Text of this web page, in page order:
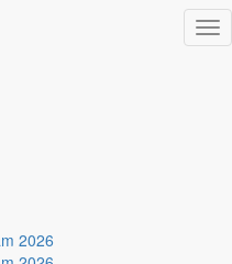
2026